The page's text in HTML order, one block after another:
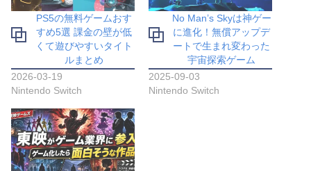
PS5の無料ゲームおす
すめ5選 課金の壁が低
くて遊びやすいタイト
ルまとめ
2026-03-19
Nintendo Switch
No Man’s Skyは神ゲー
に進化！無償アップデ
ートで生まれ変わった
宇宙探索ゲーム
2025-09-03
Nintendo Switch